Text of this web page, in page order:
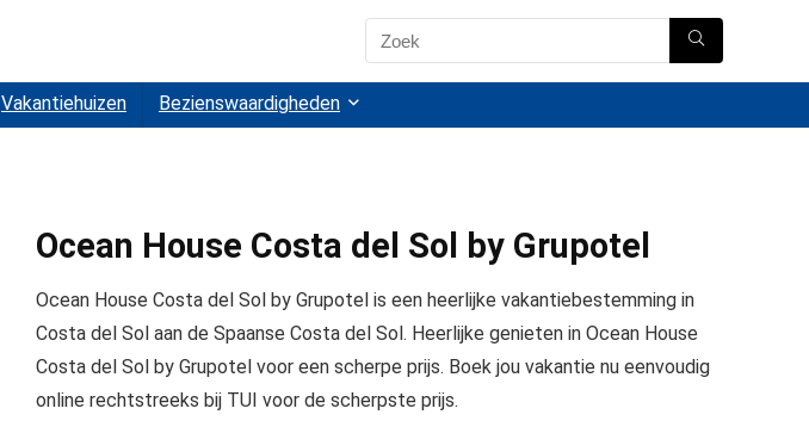
Vakantiehuizen Bezienswaardigheden
Ocean House Costa del Sol by Grupotel
Ocean House Costa del Sol by Grupotel is een heerlijke vakantiebestemming in
Costa del Sol aan de Spaanse Costa del Sol. Heerlijke genieten in Ocean House
Costa del Sol by Grupotel voor een scherpe prijs. Boek jou vakantie nu eenvoudig
online rechtstreeks bij TUI voor de scherpste prijs.